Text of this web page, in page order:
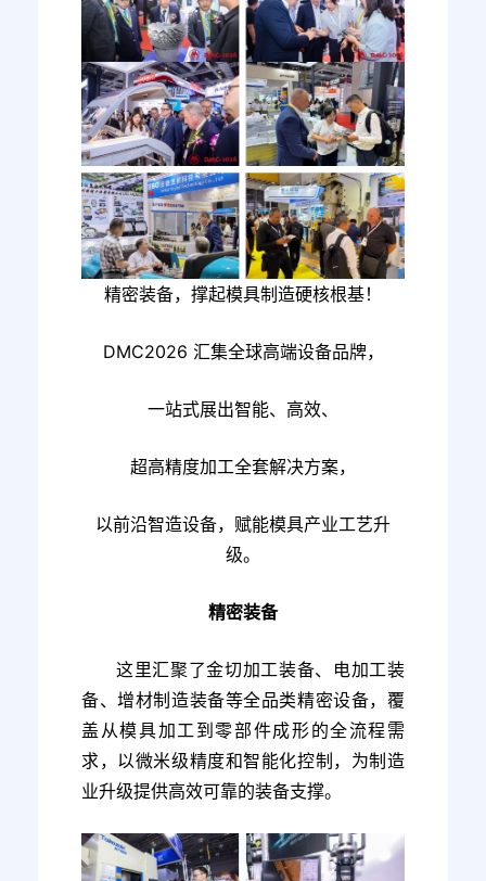
精密装备，撑起模具制造硬核根基！
DMC2026 汇集全球高端设备品牌，
一站式展出智能、高效、
超高精度加工全套解决方案，
以前沿智造设备，赋能模具产业工艺升
级。
精密装备
这里汇聚了金切加工装备、电加工装
备、增材制造装备等全品类精密设备，覆
盖从模具加工到零部件成形的全流程需
求，以微米级精度和智能化控制，为制造
业升级提供高效可靠的装备支撑。